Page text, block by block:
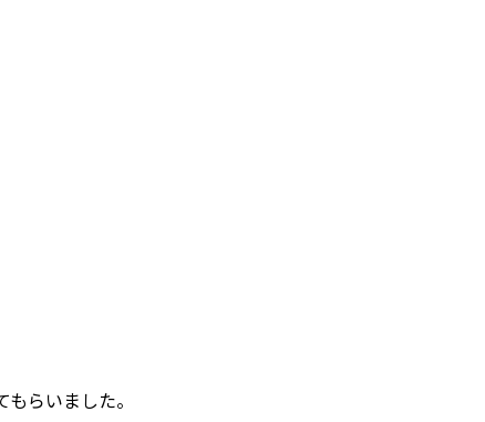
らいました。